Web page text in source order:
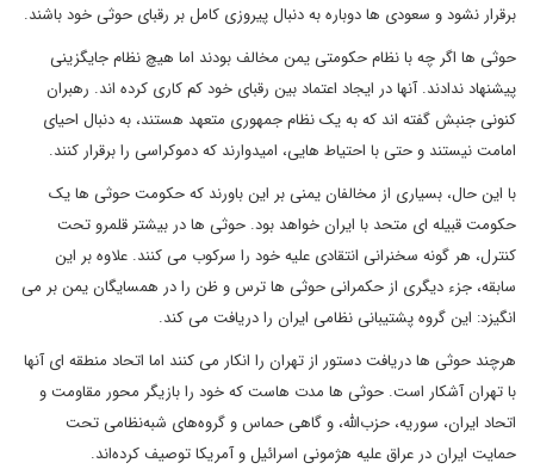
برقرار نشود و سعودی ها دوباره به دنبال پیروزی کامل بر رقبای حوثی خود باشند.
حوثی ها اگر چه با نظام حکومتی یمن مخالف بودند اما هیچ نظام جایگزینی
پیشنهاد ندادند. آنها در ایجاد اعتماد بین رقبای خود کم کاری کرده اند. رهبران
کنونی جنبش گفته اند که به یک نظام جمهوری متعهد هستند، به دنبال احیای
امامت نیستند و حتی با احتیاط هایی، امیدوارند که دموکراسی را برقرار کنند.
با این حال، بسیاری از مخالفان یمنی بر این باورند که حکومت حوثی ها یک
حکومت قبیله ای متحد با ایران خواهد بود. حوثی ها در بیشتر قلمرو تحت
کنترل، هر گونه سخنرانی انتقادی علیه خود را سرکوب می کنند. علاوه بر این
سابقه، جزء دیگری از حکمرانی حوثی ها ترس و ظن را در همسایگان یمن بر می
انگیزد: این گروه پشتیبانی نظامی ایران را دریافت می کند.
هرچند حوثی ها دریافت دستور از تهران را انکار می کنند اما اتحاد منطقه ای آنها
با تهران آشکار است. حوثی ها مدت هاست که خود را بازیگر محور مقاومت و
اتحاد ایران، سوریه، حزب‌الله، و گاهی حماس و گروه‌های شبه‌نظامی تحت
حمایت ایران در عراق علیه هژمونی اسرائیل و آمریکا توصیف کرده‌اند.